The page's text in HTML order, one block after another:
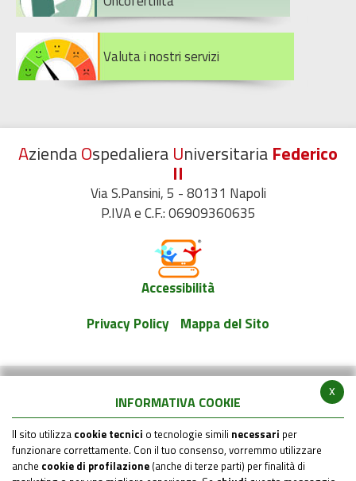
x
INFORMATIVA COOKIE
Il sito utilizza cookie tecnici o tecnologie simili necessari per
funzionare correttamente. Con il tuo consenso, vorremmo utilizzare
anche cookie di profilazione (anche di terze parti) per finalità di
Valuta i nostri servizi
AziendaOspedaliera Universitaria Federico
II
Via S.Pansini, 5 - 80131 Napoli
P.IVA e C.F.: 06909360635
Accessibilità
Privacy Policy Mappa del Sito